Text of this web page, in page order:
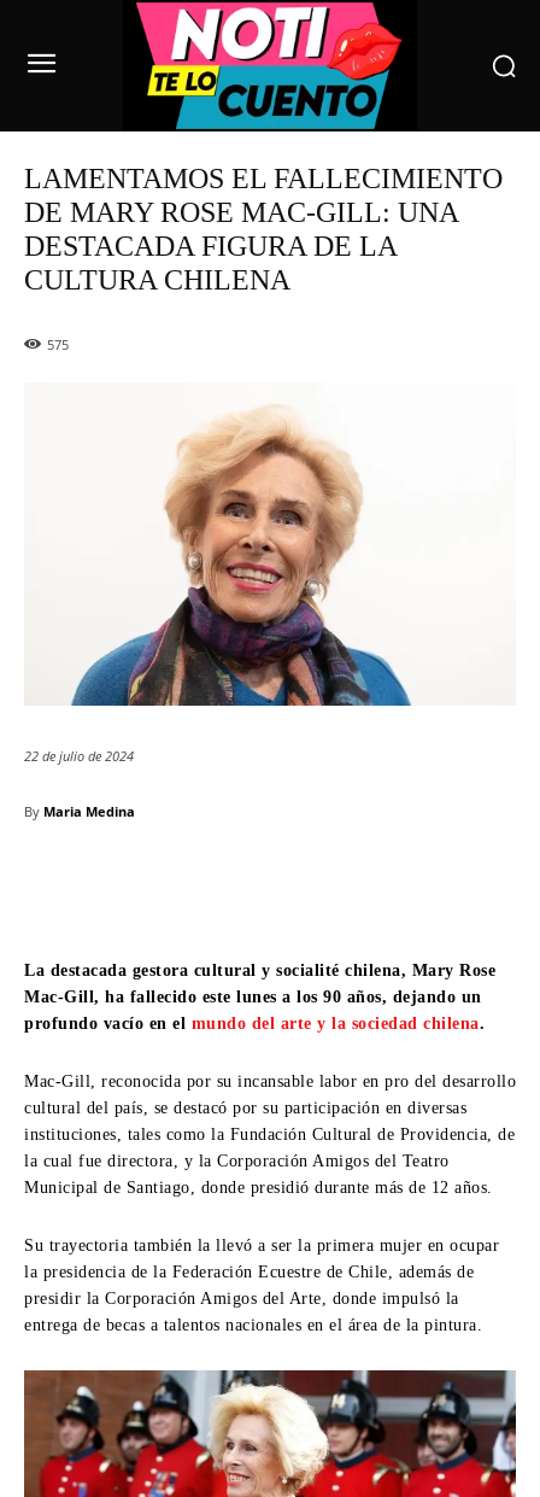
LAMENTAMOS EL FALLECIMIENTO
DE MARY ROSE MAC-GILL: UNA
DESTACADA FIGURA DE LA
CULTURA CHILENA
575
22 de julio de 2024
By Maria Medina
La destacada gestora cultural y socialité chilena, Mary Rose
Mac-Gill, ha fallecido este lunes a los 90 años, dejando un
profundo vacío en el mundo del arte y la sociedad chilena.
Mac-Gill, reconocida por su incansable labor en pro del desarrollo
cultural del país, se destacó por su participación en diversas
instituciones, tales como la Fundación Cultural de Providencia, de
la cual fue directora, y la Corporación Amigos del Teatro
Municipal de Santiago, donde presidió durante más de 12 años.
Su trayectoria también la llevó a ser la primera mujer en ocupar
la presidencia de la Federación Ecuestre de Chile, además de
presidir la Corporación Amigos del Arte, donde impulsó la
entrega de becas a talentos nacionales en el área de la pintura.